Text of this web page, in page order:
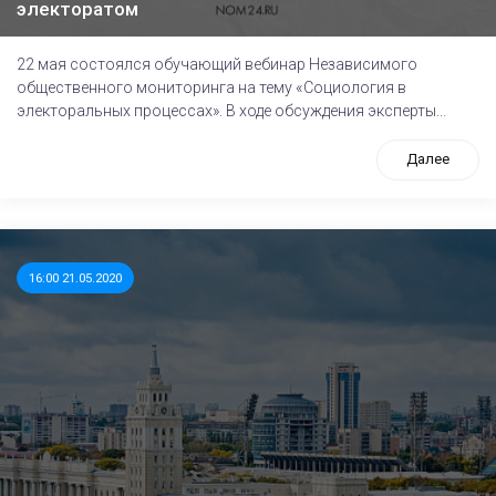
электоратом
22 мая состоялся обучающий вебинар Независимого
общественного мониторинга на тему «Социология в
электоральных процессах». В ходе обсуждения эксперты...
Далее
16:00 21.05.2020